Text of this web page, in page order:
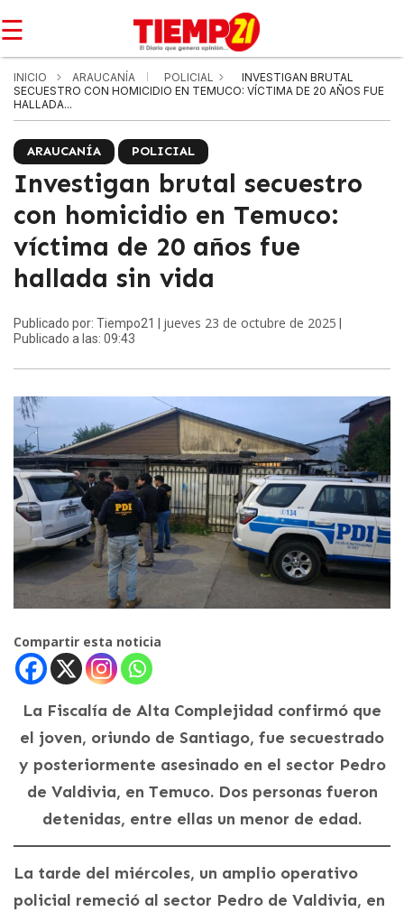
☰
INICIO ARAUCANÍA POLICIAL
INVESTIGAN BRUTAL
SECUESTRO CON HOMICIDIO EN TEMUCO: VÍCTIMA DE 20 AÑOS FUE
HALLADA...
ARAUCANÍA POLICIAL
Investigan brutal secuestro
con homicidio en Temuco:
víctima de 20 años fue
hallada sin vida
Publicado por: Tiempo21 | jueves 23 de octubre de 2025
Publicado a las: 09:43
Compartir esta noticia
La Fiscalía de Alta Complejidad confirmó que
el joven, oriundo de Santiago, fue secuestrado
y posteriormente asesinado en el sector Pedro
de Valdivia, en Temuco. Dos personas fueron
detenidas, entre ellas un menor de edad.
La tarde del miércoles, un amplio operativo
policial remeció al sector Pedro de Valdivia, en